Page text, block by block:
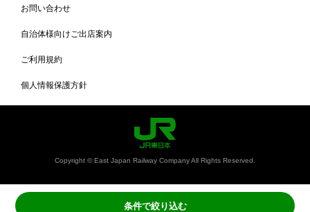
条件で絞り込む
お問い合わせ
自治体様向けご出店案内
ご利用規約
個人情報保護方針
Copyright © East Japan Railway Company All Rights Reserved.